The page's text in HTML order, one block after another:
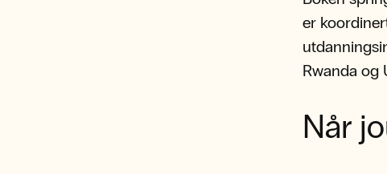
er
Rwanda og
Når